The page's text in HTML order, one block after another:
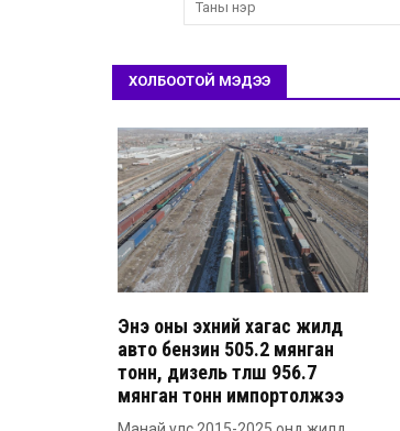
ХОЛБООТОЙ МЭДЭЭ
Энэ оны эхний хагас жилд
авто бензин 505.2 мянган
тонн, дизель түлш 956.7
мянган тонн импортолжээ